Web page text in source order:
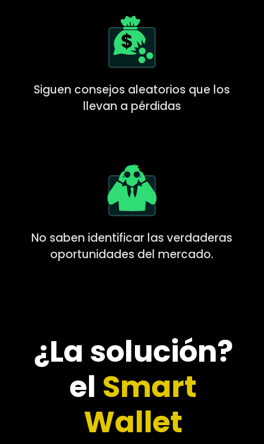
Siguen consejos aleatorios que los
llevan a pérdidas
No saben identificar las verdaderas
oportunidades del mercado.
¿La solución?
el Smart
Wallet